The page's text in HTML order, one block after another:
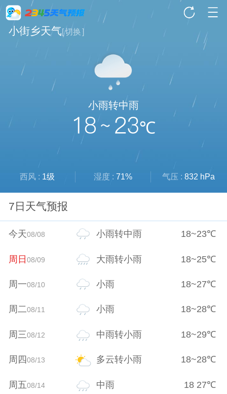
小街乡天气[切换]
小雨转中雨
18 ~ 23℃
西风 : 1级 湿度 : 71% 气压 : 832 hPa
7日天气预报
今天08/08 小雨转中雨 18~23℃
周日08/09 大雨转小雨 18~25℃
周一08/10 小雨 18~27℃
周二08/11 小雨 18~28℃
周三08/12 中雨转小雨 18~29℃
周四08/13 多云转小雨 18~28℃
周五08/14 中雨 18 27℃